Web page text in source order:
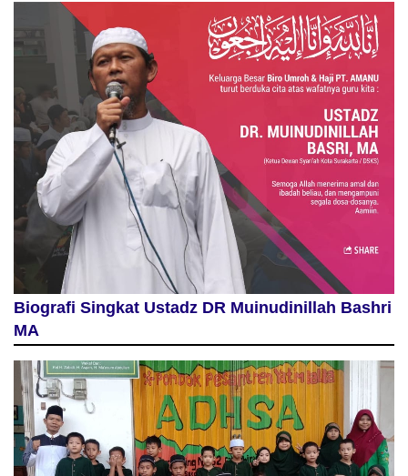
Biografi Singkat Ustadz DR Muinudinillah Bashri
MA